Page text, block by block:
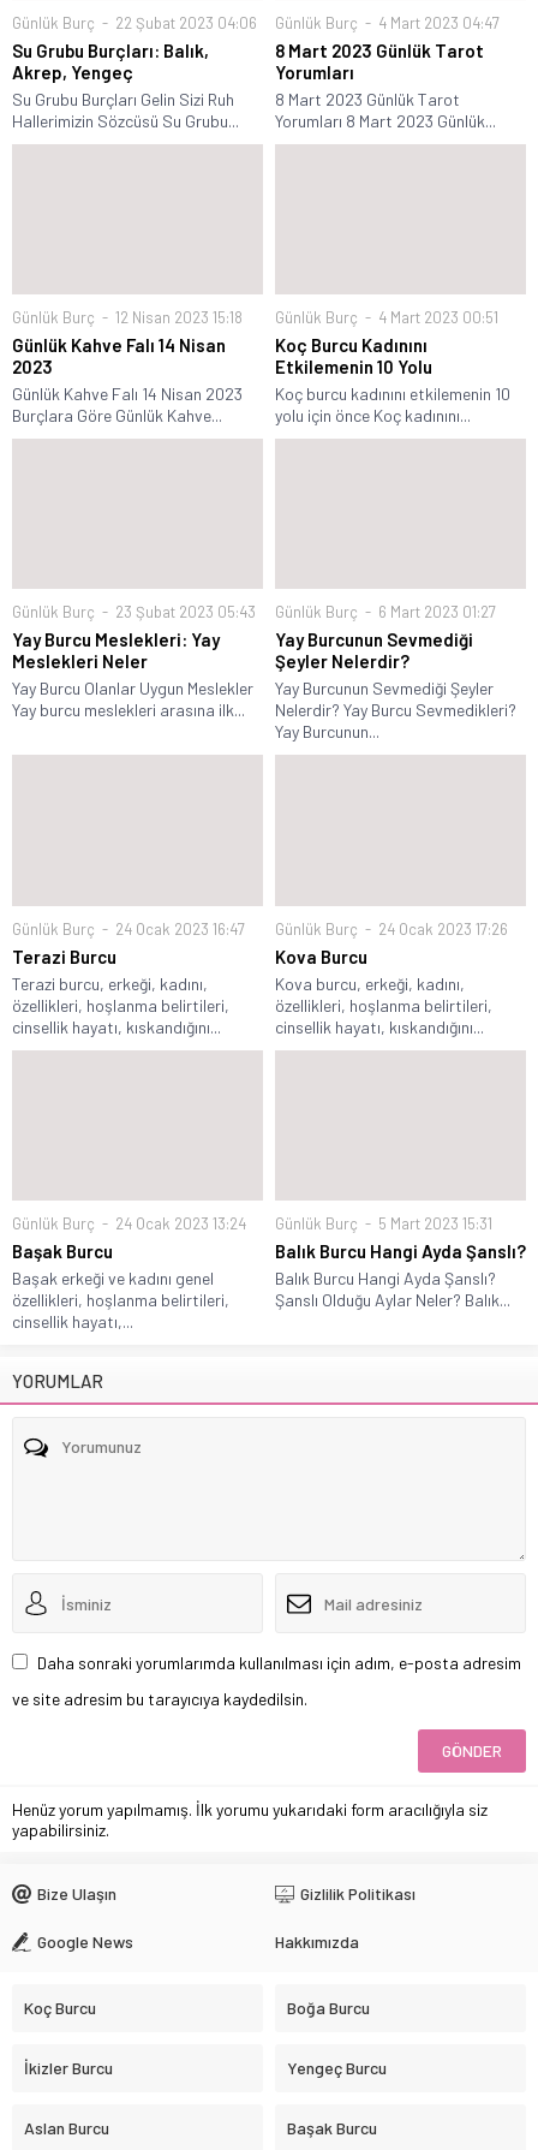
Günlük Burç 22 Şubat 2023 04:06
Su Grubu Burçları: Balık,
Akrep, Yengeç
Su Grubu Burçları Gelin Sizi Ruh
Hallerimizin Sözcüsü Su Grubu...
Günlük Burç 4 Mart 2023 04:47
8 Mart 2023 Günlük Tarot
Yorumları
8 Mart 2023 Günlük Tarot
Yorumları 8 Mart 2023 Günlük...
Günlük Burç 12 Nisan 2023 15:18
Günlük Kahve Falı 14 Nisan
2023
Günlük Kahve Falı 14 Nisan 2023
Burçlara Göre Günlük Kahve...
Günlük Burç 4 Mart 2023 00:51
Koç Burcu Kadınını
Etkilemenin 10 Yolu
Koç burcu kadınını etkilemenin 10
yolu için önce Koç kadınını...
Günlük Burç 23 Şubat 2023 05:43
Yay Burcu Meslekleri: Yay
Meslekleri Neler
Yay Burcu Olanlar Uygun Meslekler
Yay burcu meslekleri arasına ilk...
Günlük Burç 6 Mart 2023 01:27
Yay Burcunun Sevmediği
Şeyler Nelerdir?
Yay Burcunun Sevmediği Şeyler
Nelerdir? Yay Burcu Sevmedikleri?
Yay Burcunun...
Günlük Burç 24 Ocak 2023 16:47
Terazi Burcu
Terazi burcu, erkeği, kadını,
özellikleri, hoşlanma belirtileri,
cinsellik hayatı, kıskandığını...
Günlük Burç 24 Ocak 2023 17:26
Kova Burcu
Kova burcu, erkeği, kadını,
özellikleri, hoşlanma belirtileri,
cinsellik hayatı, kıskandığını...
Günlük Burç 24 Ocak 2023 13:24
Başak Burcu
Başak erkeği ve kadını genel
özellikleri, hoşlanma belirtileri,
cinsellik hayatı,...
Günlük Burç 5 Mart 2023 15:31
Balık Burcu Hangi Ayda Şanslı?
Balık Burcu Hangi Ayda Şanslı?
Şanslı Olduğu Aylar Neler? Balık...
YORUMLAR
Daha sonraki yorumlarımda kullanılması için adım, e-posta adresim
ve site adresim bu tarayıcıya kaydedilsin.
Henüz yorum yapılmamış. İlk yorumu yukarıdaki form aracılığıyla siz
yapabilirsiniz.
Bize Ulaşın Gizlilik Politikası
Google News Hakkımızda
Koç Burcu Boğa Burcu
İkizler Burcu Yengeç Burcu
Aslan Burcu Başak Burcu